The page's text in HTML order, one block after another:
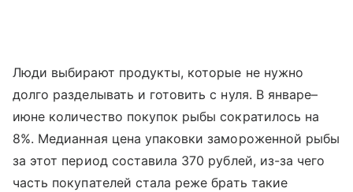
Люди выбирают продукты, которые не нужно
долго разделывать и готовить с нуля. В январе–
июне количество покупок рыбы сократилось на
8%. Медианная цена упаковки замороженной рыбы
за этот период составила 370 рублей, из-за чего
часть покупателей стала реже брать такие